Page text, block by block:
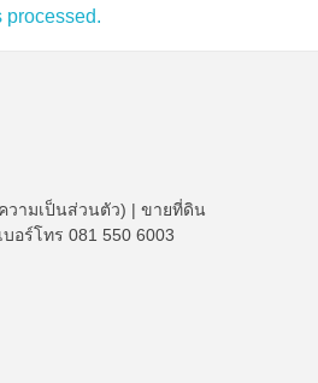
processed.
วามเป็นส่วนตัว) | ขายที่ดิน
อร์โทร 081 550 6003